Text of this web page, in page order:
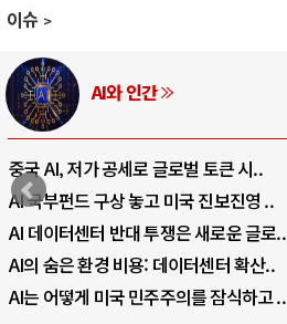
이슈
AI와 인간
중국 AI, 저가 공세로 글로벌 토큰 시..
AI 국부펀드 구상 놓고 미국 진보진영 ..
AI 데이터센터 반대 투쟁은 새로운 글로..
AI의 숨은 환경 비용: 데이터센터 확산..
AI는 어떻게 미국 민주주의를 잠식하고 ..